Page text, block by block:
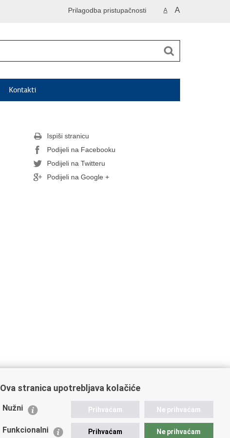
A A
Prilagodba pristupačnosti
Kontakti
Ispiši stranicu
Podijeli na Facebooku
Podijeli na Twitteru
Podijeli na Google +
Važne poveznice
Ministarstvo unutarnjih poslova
Udruge
Ova stranica upotrebljava kolačiće
Nužni Prihvaćam Ne prihvaćam
Funkcionalni Prihvaćam Ne prihvaćam